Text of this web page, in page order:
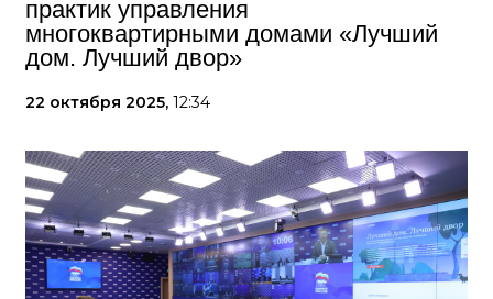
практик управления
многоквартирными домами «Лучший
дом. Лучший двор»
22 октября 2025, 12:34